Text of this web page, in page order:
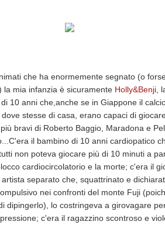
che ha enormemente segnato (o
la mia infanzia è sicuramente Holly&Benji ,
10 anni che,anche se in Giappone il
stesse di casa, erano capaci di
bravi di Roberto Baggio, Maradona e
il bambino di 10 anni cardiopatico
non poteva giocare più di 10 minuti a
cardiocircolatorio e la morte; c'era il
separato che, squattrinato e
nei confronti del monte Fuji
dipingerlo), lo costringeva a girovagare
c'era il ragazzino scontroso e